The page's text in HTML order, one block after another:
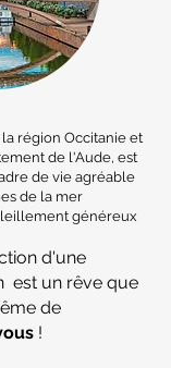
région Occitanie et
de l'Aude, est
de vie agréable
de la mer
généreux
d'une
est un rêve que
de
!